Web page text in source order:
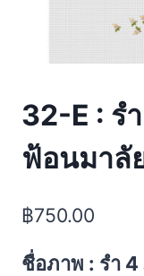
32-E : ร
ฟ้อนมาลั
฿750.00
ชื่อภาพ : รำ